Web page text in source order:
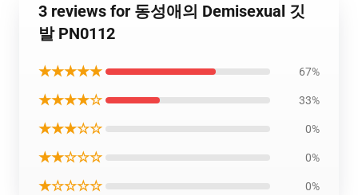
3 reviews for 동성애의 Demisexual 깃
발 PN0112
★★★★★ 67%
★★★★☆ 33%
★★★☆☆ 0%
★★☆☆☆ 0%
★☆☆☆☆ 0%